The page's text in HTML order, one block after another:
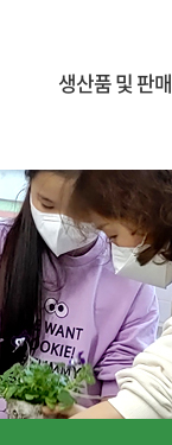
생산품 및 판매